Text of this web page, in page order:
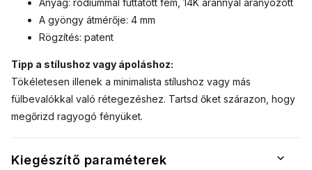
Anyag: ródiummal futtatott fém, 14K arannyal aranyozott
A gyöngy átmérője: 4 mm
Rögzítés: patent
Tipp a stílushoz vagy ápoláshoz:
Tökéletesen illenek a minimalista stílushoz vagy más
fülbevalókkal való rétegezéshez. Tartsd őket szárazon, hogy
megőrizd ragyogó fényüket.
Kiegészítő paraméterek